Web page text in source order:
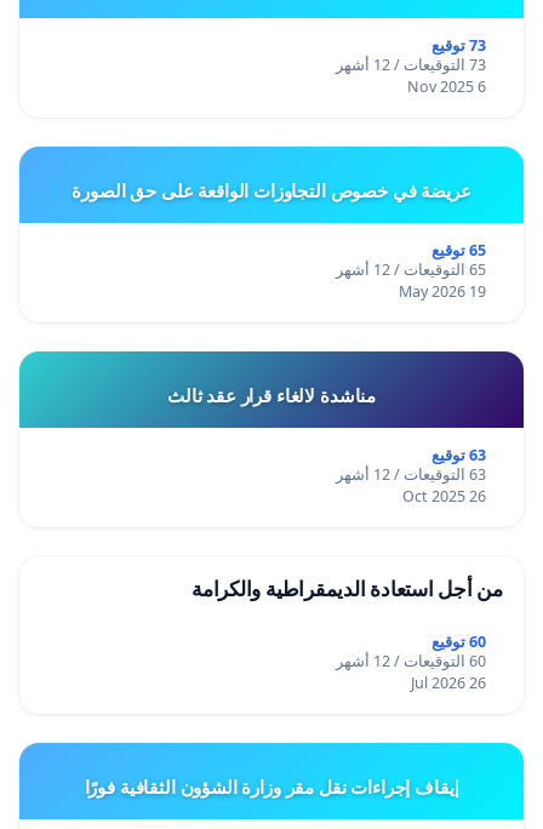
73 توقيع
73 التوقيعات / 12 أشهر
6 Nov 2025
عريضة في خصوص التجاوزات الواقعة على حق الصورة
65 توقيع
65 التوقيعات / 12 أشهر
19 May 2026
مناشدة لالغاء قرار عقد ثالث
63 توقيع
63 التوقيعات / 12 أشهر
26 Oct 2025
من أجل استعادة الديمقراطية والكرامة
60 توقيع
60 التوقيعات / 12 أشهر
26 Jul 2026
إيقاف إجراءات نقل مقر وزارة الشؤون الثقافية فورًا